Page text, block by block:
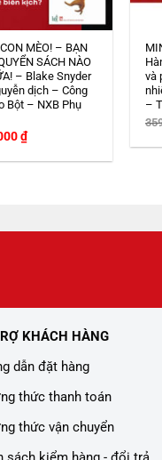
MÈO! – BẠN
SÁCH NÀO
– Blake Snyder
dịch – Công
Bột – NXB Phụ
₫Giá
hiện
tại
và
–
KHÁCH HÀNG
dẫn đặt hàng
thức thanh toán
thức vận chuyển